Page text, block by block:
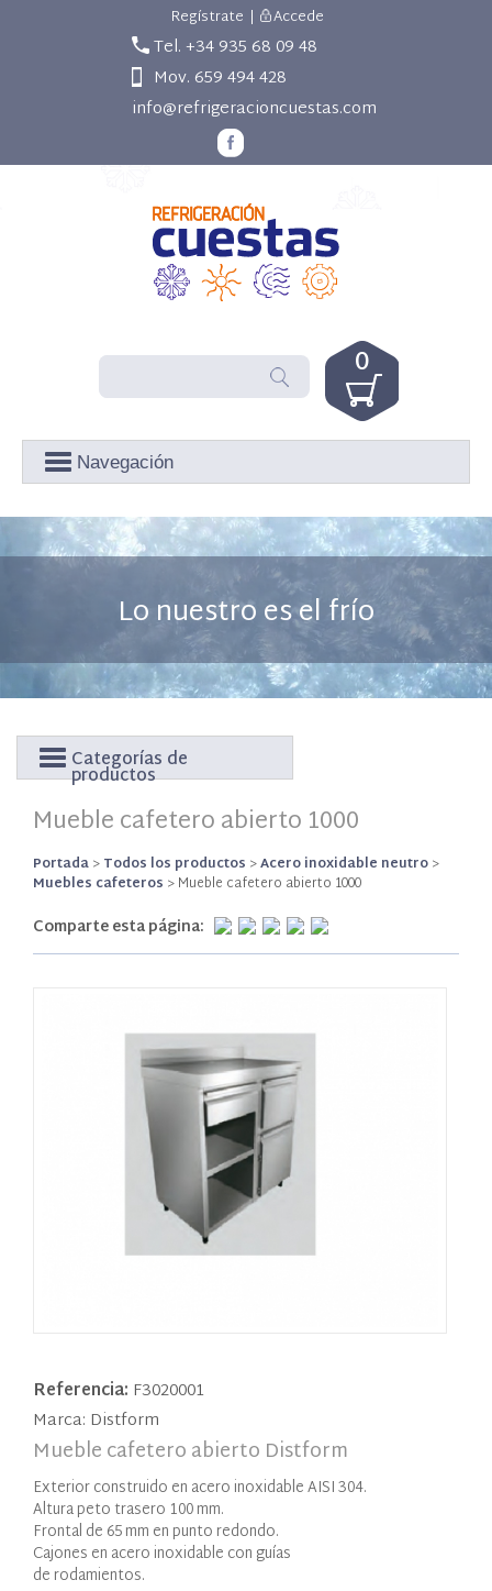
Regístrate | Accede
Tel. +34 935 68 09 48
Mov. 659 494 428
info@refrigeracioncuestas.com
Navegación
0
Lo nuestro es el frío
Categorías de
productos
Mueble cafetero abierto 1000
Portada>Todos los productos >Acero inoxidable neutro>
Muebles cafeteros >Mueble cafetero abierto 1000
Comparte esta página:
Referencia: F3020001
Marca: Distform
Mueble cafetero abierto Distform
Exterior construido en acero inoxidable AISI 304.
Altura peto trasero 100 mm.
Frontal de 65 mm en punto redondo.
Cajones en acero inoxidable con guías
de rodamientos.